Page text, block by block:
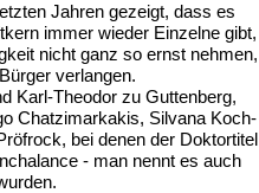
Jahren gezeigt, dass es
immer wieder Einzelne gibt,
nicht ganz so ernst nehmen,
verlangen.
Karl-Theodor zu Guttenberg,
Chatzimarkakis, Silvana Koch-
bei denen der Doktortitel
- man nennt es auch